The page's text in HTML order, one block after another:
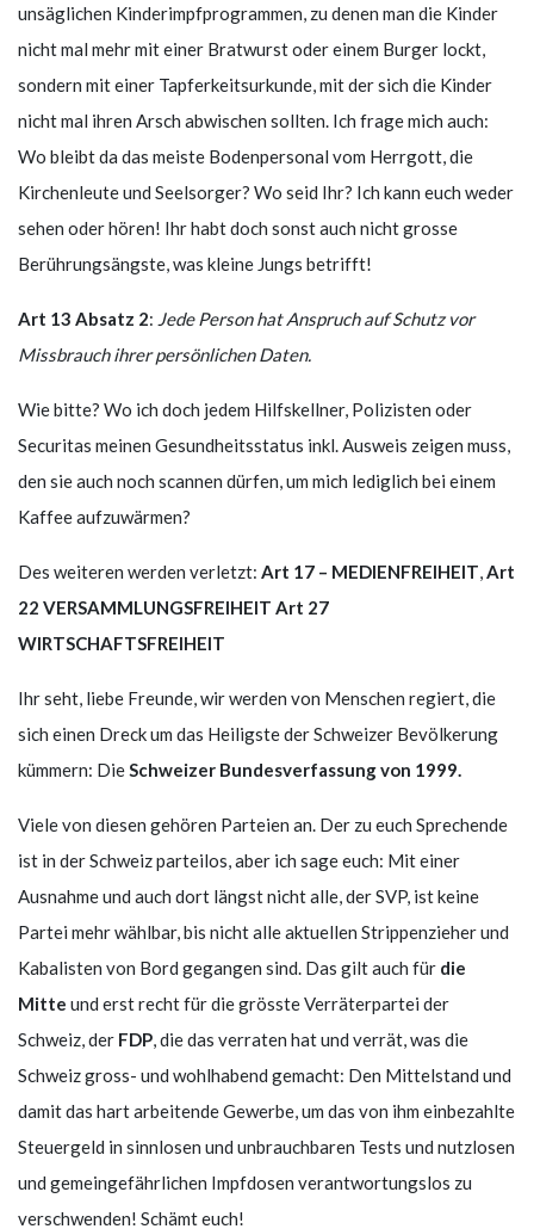
unsäglichen Kinderimpfprogrammen, zu denen man die Kinder
nicht mal mehr mit einer Bratwurst oder einem Burger lockt,
sondern mit einer Tapferkeitsurkunde, mit der sich die Kinder
nicht mal ihren Arsch abwischen sollten. Ich frage mich auch:
Wo bleibt da das meiste Bodenpersonal vom Herrgott, die
Kirchenleute und Seelsorger? Wo seid Ihr? Ich kann euch weder
sehen oder hören! Ihr habt doch sonst auch nicht grosse
Berührungsängste, was kleine Jungs betrifft!
Art 13 Absatz 2: Jede Person hat Anspruch auf Schutz vor
Missbrauch ihrer persönlichen Daten.
Wie bitte? Wo ich doch jedem Hilfskellner, Polizisten oder
Securitas meinen Gesundheitsstatus inkl. Ausweis zeigen muss,
den sie auch noch scannen dürfen, um mich lediglich bei einem
Kaffee aufzuwärmen?
Des weiteren werden verletzt: Art 17 – MEDIENFREIHEIT,Art
22 VERSAMMLUNGSFREIHEIT Art 27
WIRTSCHAFTSFREIHEIT
Ihr seht, liebe Freunde, wir werden von Menschen regiert, die
sich einen Dreck um das Heiligste der Schweizer Bevölkerung
kümmern: DieSchweizer Bundesverfassung von 1999.
Viele von diesen gehören Parteien an. Der zu euch Sprechende
ist in der Schweiz parteilos, aber ich sage euch: Mit einer
Ausnahme und auch dort längst nicht alle, der SVP, ist keine
Partei mehr wählbar, bis nicht alle aktuellen Strippenzieher und
Kabalisten von Bord gegangen sind. Das gilt auch für die
Mitte und erst recht für die grösste Verräterpartei der
Schweiz, der FDP, die das verraten hat und verrät, was die
Schweiz gross- und wohlhabend gemacht: Den Mittelstand und
damit das hart arbeitende Gewerbe, um das von ihm einbezahlte
Steuergeld in sinnlosen und unbrauchbaren Tests und nutzlosen
und gemeingefährlichen Impfdosen verantwortungslos zu
verschwenden! Schämt euch!